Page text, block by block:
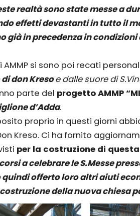
realtà sono state messe a
effetti devastanti in tutto il
già in precedenza in
AMMP si sono poi recati
don Kresoe dalle suore di
parte del progetto AMMP
d’Adda.
proprio in questi giorni
Kreso. Ci ha fornito
per la costruzione di
a celebrare le S.Messe
offerto loro altri aiuti
della nuova chiesa